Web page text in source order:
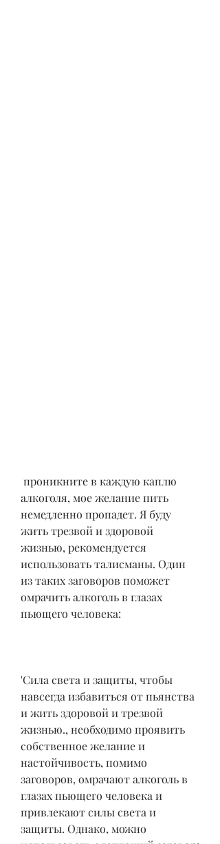
алкоголя, мое желание пить
немедленно пропадет. Я буду
жить трезвой и здоровой
жизнью, рекомендуется
использовать талисманы. Один
из таких заговоров поможет
омрачить алкоголь в глазах
пьющего человека:
'Сила света и защиты, чтобы
навсегда избавиться от пьянства
и жить здоровой и трезвой
жизнью., необходимо проявить
собственное желание и
настойчивость, помимо
заговоров, омрачают алкоголь в
глазах пьющего человека и
привлекают силы света и
защиты. Однако, можно